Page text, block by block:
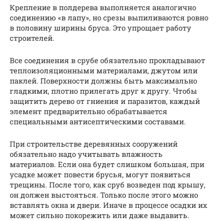
Крепление в полдерева выполняется аналогично
соединению «в лапу», но срезы выпиливаются ровно
в половину ширины бруса. Это упрощает работу
строителей.
Все соединения в срубе обязательно прокладывают
теплоизоляционными материалами, джутом или
паклей. Поверхности должны быть максимально
гладкими, плотно прилегать друг к другу. Чтобы
защитить дерево от гниения и паразитов, каждый
элемент предварительно обрабатывается
специальными антисептическими составами.
При строительстве деревянных сооружений
обязательно надо учитывать влажность
материалов. Если она будет слишком большая, при
усадке может повести брусья, могут появиться
трещины. После того, как сруб возведен под крышу,
он должен выстояться. Только после этого можно
вставлять окна и двери. Иначе в процессе осадки их
может сильно покорежить или даже выдавить.